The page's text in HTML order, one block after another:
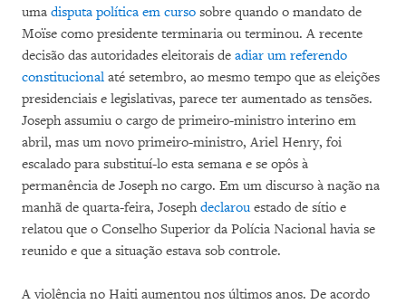
uma disputa política em curso sobre quando o mandato de
Moïse como presidente terminaria ou terminou. A recente
decisão das autoridades eleitorais de adiar um referendo
constitucional até setembro, ao mesmo tempo que as eleições
presidenciais e legislativas, parece ter aumentado as tensões.
Joseph assumiu o cargo de primeiro-ministro interino em
abril, mas um novo primeiro-ministro, Ariel Henry, foi
escalado para substituí-lo esta semana e se opôs à
permanência de Joseph no cargo. Em um discurso à nação na
manhã de quarta-feira, Josephdeclarouestado de sítio e
relatou que o Conselho Superior da Polícia Nacional havia se
reunido e que a situação estava sob controle.
A violência no Haiti aumentou nos últimos anos. De acordo